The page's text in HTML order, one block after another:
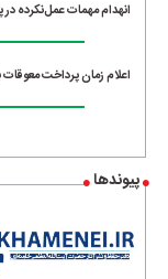
انهدام مهمات عمل‌نکرده
اعلام زمان پرداخت
پیوندها